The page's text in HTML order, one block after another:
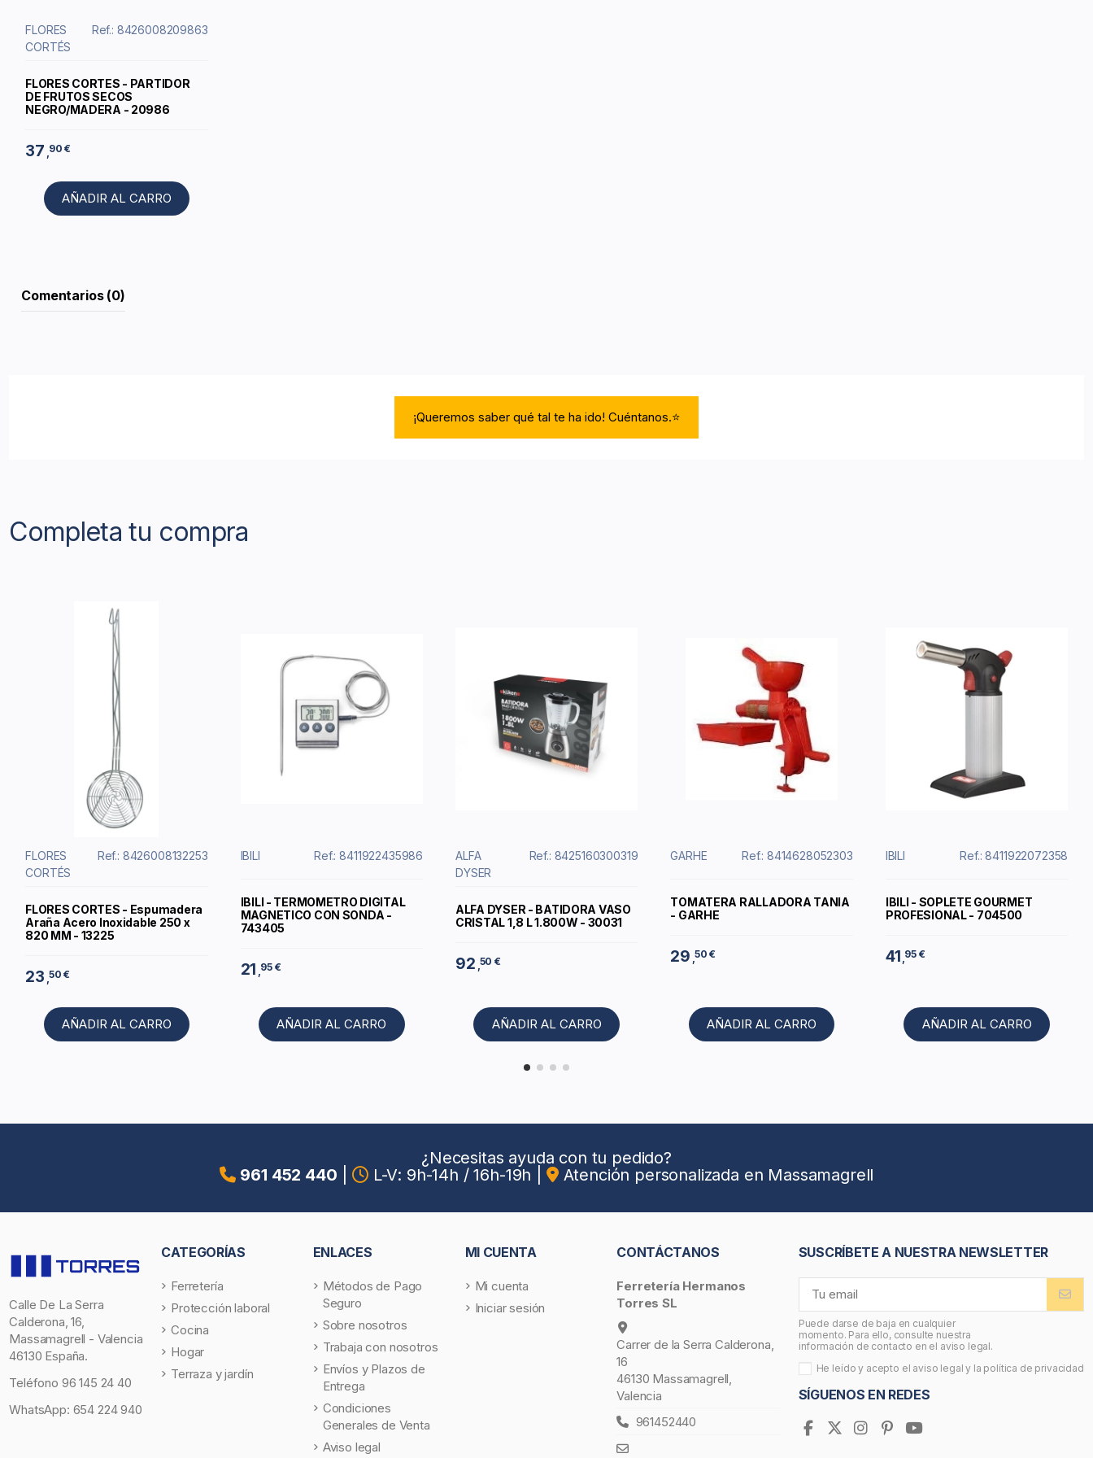
FLORES
CORTÉS
Ref.: 8426008209863
FLORES CORTES - PARTIDOR
DE FRUTOS SECOS
NEGRO/MADERA - 20986
37 90 €
AÑADIR AL CARRO
Comentarios (0)
¡Queremos saber qué tal te ha ido! Cuéntanos.⭐
Completa tu compra
FLORES
CORTÉS
Ref.: 8426008132253
FLORES CORTES - Espumadera
Araña Acero Inoxidable 250 x
820 MM - 13225
23 ,50 €
AÑADIR AL CARRO
IBILI Ref.: 8411922435986
IBILI - TERMOMETRO DIGITAL
MAGNETICO CON SONDA -
743405
21 ,95 €
AÑADIR AL CARRO
ALFA
DYSER
Ref.: 8425160300319
ALFA DYSER - BATIDORA VASO
CRISTAL 1,8 L 1.800W - 30031
92 ,50 €
AÑADIR AL CARRO
GARHE Ref.: 8414628052303
TOMATERA RALLADORA TANIA
- GARHE
29 ,50 €
AÑADIR AL CARRO
IBILI Ref.: 8411922072358
IBILI - SOPLETE GOURMET
PROFESIONAL - 704500
41 ,95 €
AÑADIR AL CARRO
¿Necesitas ayuda con tu pedido?
961 452 440
L-V: 9h-14h / 16h-19h Atención personalizada en Massamagrell
Calle De La Serra
Calderona, 16,
Massamagrell - Valencia
46130 España.
Teléfono 96 145 24 40
WhatsApp: 654 224 940
CATEGORÍAS
Ferretería
Protección laboral
Cocina
Hogar
Terraza y jardín
ENLACES
Métodos de Pago
Seguro
Sobre nosotros
Trabaja con nosotros
Envíos y Plazos de
Entrega
Condiciones
Generales de Venta
Aviso legal
MI CUENTA
Mi cuenta
Iniciar sesión
CONTÁCTANOS
Ferretería Hermanos
Torres SL
Carrer de la Serra Calderona,
16
46130 Massamagrell,
Valencia
961452440
SUSCRÍBETE A NUESTRA NEWSLETTER
Puede darse de baja en cualquier
momento. Para ello, consulte nuestra
información de contacto en el aviso legal.
He leído y acepto el aviso legal y la política de privacidad
SÍGUENOS EN REDES